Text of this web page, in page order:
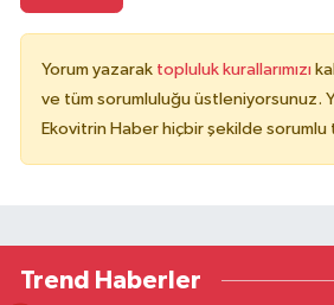
Yorum yazarak topluluk kurallarımızı
ve tüm sorumluluğu üstleniyorsunuz.
Ekovitrin Haber hiçbir şekilde sorumlu
Trend Haberler